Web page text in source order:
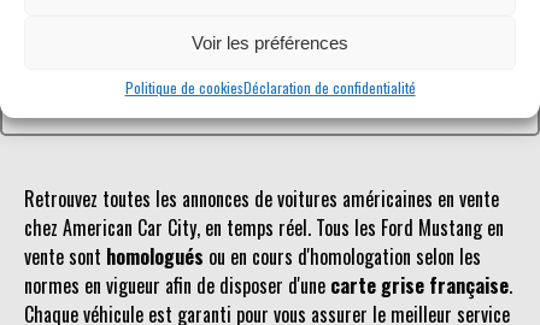
Voir les préférences
Politique de cookiesDéclaration de confidentialité
Retrouvez toutes les annonces de voitures américaines en vente
chez American Car City, en temps réel. Tous les Ford Mustang en
vente sont homologués ou en cours d'homologation selon les
normes en vigueur afin de disposer d'une carte grise française.
Chaque véhicule est garanti pour vous assurer le meilleur service
Retourner à la liste des véhicules en stock